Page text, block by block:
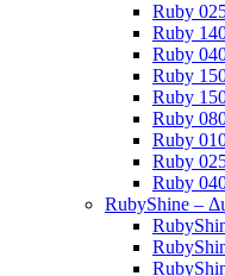
Ruby
Ruby
Ruby
Ruby
Ruby
Ruby
Ruby
Ruby
Ruby
RubyShine –